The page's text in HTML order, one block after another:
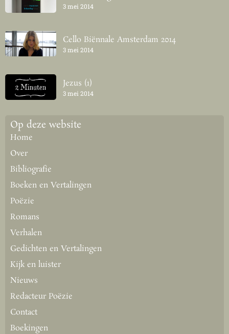
3 mei 2014
Cello Biënnale Amsterdam 2014
3 mei 2014
Jezus (1)
3 mei 2014
Op deze website
Home
Over
Bibliografie
Boeken en Vertalingen
Poëzie
Romans
Verhalen
Gedichten en Vertalingen
Kijk en luister
Nieuws
Redacteur Poëzie
Contact
Boekingen